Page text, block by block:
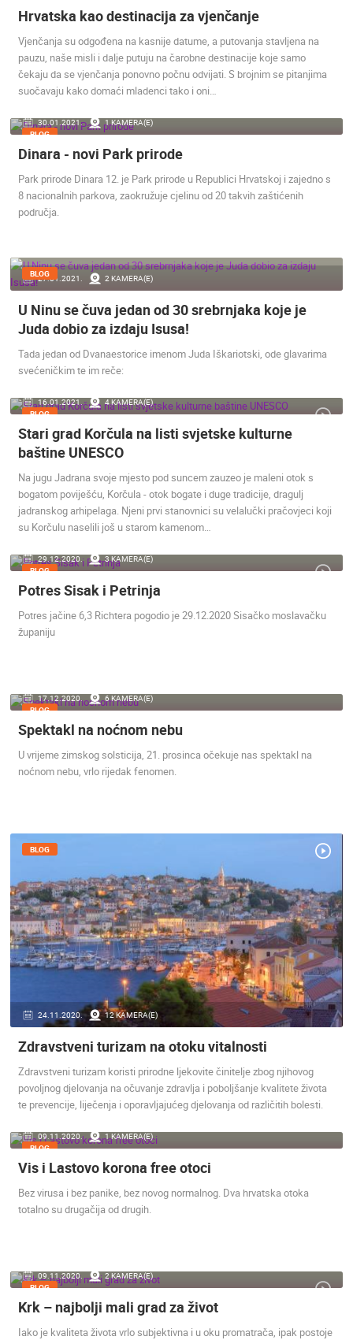
Hrvatska kao destinacija za vjenčanje
Vjenčanja su odgođena na kasnije datume, a putovanja stavljena na
pauzu, naše misli i dalje putuju na čarobne destinacije koje samo
čekaju da se vjenčanja ponovno počnu odvijati. S brojnim se pitanjima
suočavaju kako domaći mladenci tako i oni…
30.01.2021.
1 KAMERA(E)
BLOG
Dinara - novi Park prirode
Park prirode Dinara 12. je Park prirode u Republici Hrvatskoj i zajedno s
8 nacionalnih parkova, zaokružuje cjelinu od 20 takvih zaštićenih
područja.
27.01.2021. 2 KAMERA(E)
BLOG
U Ninu se čuva jedan od 30 srebrnjaka koje je
Juda dobio za izdaju Isusa!
Tada jedan od Dvanaestorice imenom Juda Iškariotski, ode glavarima
svećeničkim te im reče:
16.01.2021.
4 KAMERA(E)
BLOG
Stari grad Korčula na listi svjetske kulturne
baštine UNESCO
Na jugu Jadrana svoje mjesto pod suncem zauzeo je maleni otok s
bogatom poviješću, Korčula - otok bogate i duge tradicije, dragulj
jadranskog arhipelaga. Njeni prvi stanovnici su velalučki pračovjeci koji
su Korčulu naselili još u starom kamenom…
29.12.2020.
3 KAMERA(E)
BLOG
Potres Sisak i Petrinja
Potres jačine 6,3 Richtera pogodio je 29.12.2020 Sisačko moslavačku
županiju
17.12.2020.
6 KAMERA(E)
BLOG
Spektakl na noćnom nebu
U vrijeme zimskog solsticija, 21. prosinca očekuje nas spektakl na
noćnom nebu, vrlo rijedak fenomen.
24.11.2020. 12 KAMERA(E)
BLOG
Zdravstveni turizam na otoku vitalnosti
Zdravstveni turizam koristi prirodne ljekovite činitelje zbog njihovog
povoljnog djelovanja na očuvanje zdravlja i poboljšanje kvalitete života
te prevencije, liječenja i oporavljajućeg djelovanja od različitih bolesti.
09.11.2020.
1 KAMERA(E)
BLOG
Vis i Lastovo korona free otoci
Bez virusa i bez panike, bez novog normalnog. Dva hrvatska otoka
totalno su drugačija od drugih.
09.11.2020.
2 KAMERA(E)
BLOG
Krk – najbolji mali grad za život
Iako je kvaliteta života vrlo subjektivna i u oku promatrača, ipak postoje